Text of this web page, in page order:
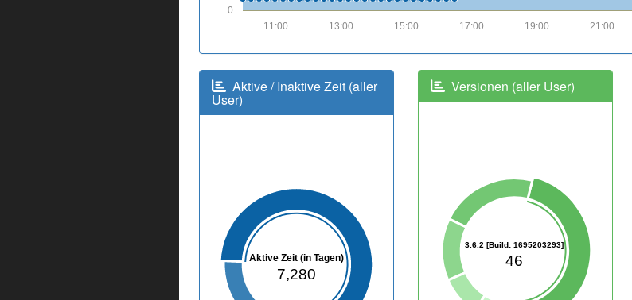
0
21:00
19:00
17:00
15:00
13:00
11:00
Aktive / Inaktive Zeit (aller
User)
Aktive Zeit (in Tagen)
7,280
Versionen (aller User)
3.6.2 [Build: 1695203293]
46